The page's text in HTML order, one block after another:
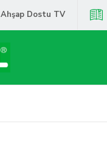
Ahşap Dostu TV